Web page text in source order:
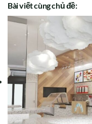
Bài viết cùng chủ đề: